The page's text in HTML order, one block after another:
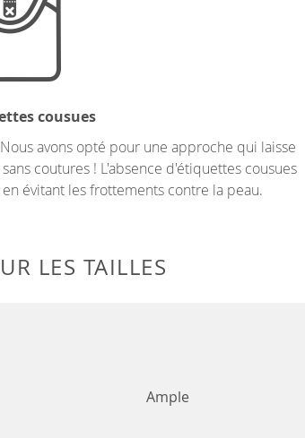
cousues
avons opté pour une approche qui laisse
coutures ! L'absence d'étiquettes cousues
évitant les frottements contre la peau.
LES TAILLES
Ample